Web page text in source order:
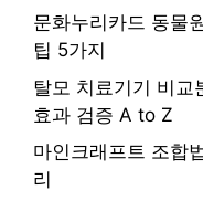
문화누리카드 동물
팁 5가지
탈모 치료기기 비교
효과 검증 A to Z
마인크래프트 조합
리